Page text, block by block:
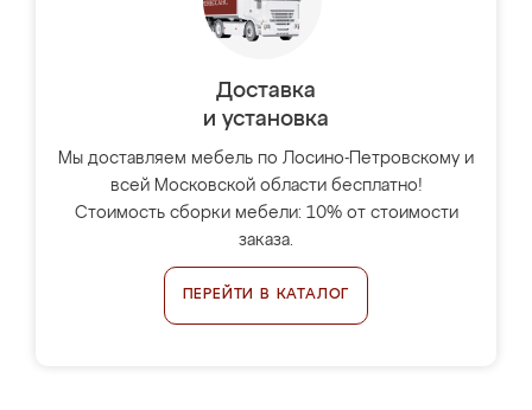
Доставка
и установка
Мы доставляем мебель по Лосино-Петровскому и
всей Московской области бесплатно!
Стоимость сборки мебели: 10% от стоимости
заказа.
ПЕРЕЙТИ В КАТАЛОГ